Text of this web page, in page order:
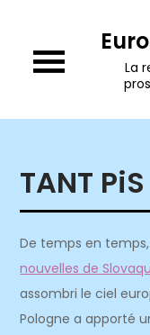
content
La
TANT PiS
De temps en temps,
nouvelles de
assombri le ciel
Pologne a apporté